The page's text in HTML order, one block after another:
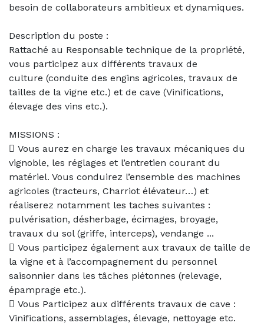
besoin de collaborateurs ambitieux et dynamiques.
Description du poste :
Rattaché au Responsable technique de la propriété,
vous participez aux différents travaux de
culture (conduite des engins agricoles, travaux de
tailles de la vigne etc.) et de cave (Vinifications,
élevage des vins etc.).
MISSIONS :
 Vous aurez en charge les travaux mécaniques du
vignoble, les réglages et l’entretien courant du
matériel. Vous conduirez l’ensemble des machines
agricoles (tracteurs, Charriot élévateur…) et
réaliserez notamment les taches suivantes :
pulvérisation, désherbage, écimages, broyage,
travaux du sol (griffe, interceps), vendange ...
 Vous participez également aux travaux de taille de
la vigne et à l’accompagnement du personnel
saisonnier dans les tâches piétonnes (relevage,
épamprage etc.).
 Vous Participez aux différents travaux de cave :
Vinifications, assemblages, élevage, nettoyage etc.